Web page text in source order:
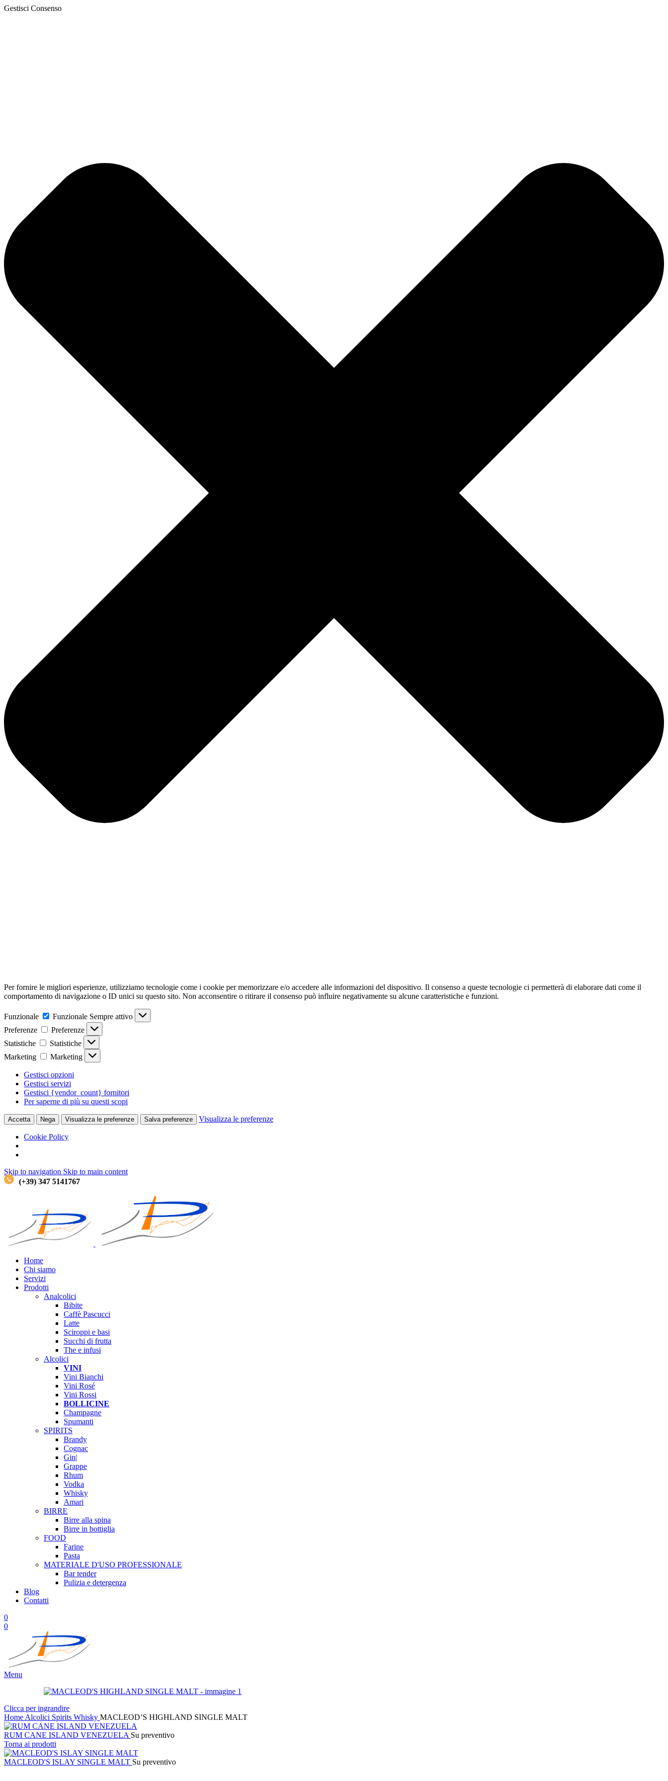
Gestisci Consenso
Per fornire le migliori esperienze, utilizziamo tecnologie come i cookie per memorizzare e/o accedere alle informazioni del dispositivo. Il consenso a queste tecnologie ci permetterà di elaborare dati come il
comportamento di navigazione o ID unici su questo sito. Non acconsentire o ritirare il consenso può influire negativamente su alcune caratteristiche e funzioni.
Funzionale Funzionale Sempre attivo
Preferenze
Preferenze
Statistiche
Statistiche
Marketing
Marketing
Gestisci opzioni
Gestisci servizi
Gestisci {vendor_count} fornitori
Per saperne di più su questi scopi
Accetta Nega Visualizza le preferenze Salva preferenze Visualizza le preferenze
Cookie Policy
Skip to navigation Skip to main content
(+39) 347 5141767
Home
Chi siamo
Servizi
Prodotti
Analcolici
Bibite
Caffè Pascucci
Latte
Sciroppi e basi
Succhi di frutta
The e infusi
Alcolici
VINI
Vini Bianchi
Vini Rosé
Vini Rossi
BOLLICINE
Champagne
Spumanti
SPIRITS
Brandy
Cognac
Gin|
Grappe
Rhum
Vodka
Whisky
Amari
BIRRE
Birre alla spina
Birre in bottiglia
FOOD
Farine
Pasta
MATERIALE D'USO PROFESSIONALE
Bar tender
Pulizia e detergenza
Blog
Contatti
0
0
Menu
Clicca per ingrandire
Home Alcolici Spirits Whisky MACLEOD’S HIGHLAND SINGLE MALT
RUM CANE ISLAND VENEZUELA Su preventivo
Torna ai prodotti
MACLEOD'S ISLAY SINGLE MALT Su preventivo